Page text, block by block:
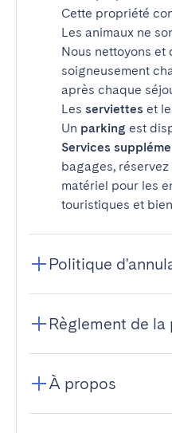
Cette propriété
Les animaux ne
Nous nettoyons et
soigneusement
après chaque
Les serviettes et
Un parking est
Services
bagages,
matériel pour les
touristiques et
Politique
Règlement de
À propos